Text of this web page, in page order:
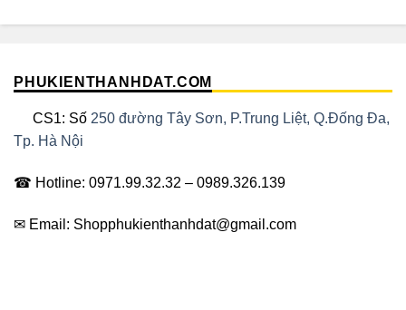
PHUKIENTHANHDAT.COM
CS1: Số 250 đường Tây Sơn, P.Trung Liệt, Q.Đống Đa,
Tp. Hà Nội
☎ Hotline: 0971.99.32.32 – 0989.326.139
✉ Email: Shopphukienthanhdat@gmail.com